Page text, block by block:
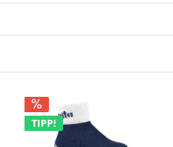
TIPP!